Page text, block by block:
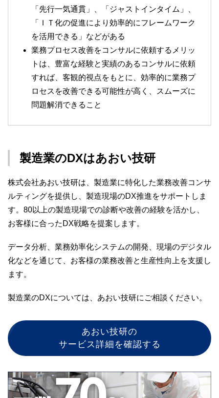
「先行一気通貫」、「ジャストインタイム」、
「ＩＴ化の促進により効率的にフレームワーク
を活用できる」などがある
業務プロセス改善をコンサルに依頼するメリッ
トは、豊富な経験と実績のあるコンサルに依頼
すれば、客観的視点をもとに、効率的に業務プ
ロセスを改善できる可能性が高く、スムーズに
問題解消できること
製造業のDXはあおい技研
株式会社あおい技研は、製造業に特化した業務改善コンサ
ルティングを提供し、製造現場のDX推進をサポートしま
す。80以上の製造現場での診断や改善の経験を活かし、
お客様に合ったDX戦略を提案します。
データ分析、業務効率化システムの開発、現場のデジタル
化などを通じて、お客様の業務改善と生産性向上を支援し
ます。
製造業のDXについては、あおい技研にご相談ください。
あおい技研の
サービス詳細を確認する